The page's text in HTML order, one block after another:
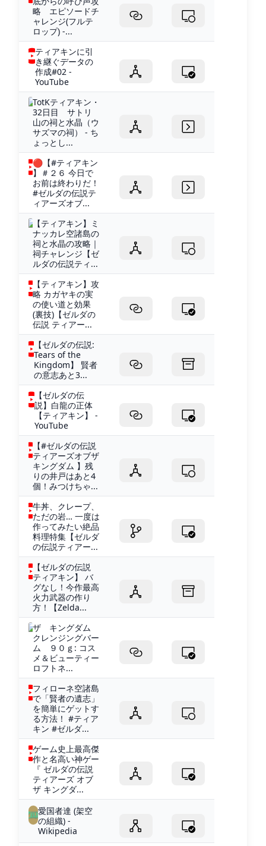
略 エピソードチ
ャレンジ(フルテ
ロップ) -...
ティアキンに引
き継ぐデータの
作成#02 -
YouTube
TotKティアキン・
32日目 サトリ
山の祠と水晶（ウ
サズマの祠） - ち
ょっとし...
🔴【#ティアキン
】＃２６ 今日で
お前は終わりだ！
#ゼルダの伝説テ
ィアーズオブ...
【ティアキン】ミ
ナッカレ空諸島の
祠と水晶の攻略｜
祠チャレンジ【ゼ
ルダの伝説ティ...
【ティアキン】攻
略 カガヤキの実
の使い道と効果
(裏技)【ゼルダの
伝説 ティアー...
【ゼルダの伝説:
Tears of the
Kingdom】 賢者
の意志あと3...
【ゼルダの伝
説】白龍の正体
【ティアキン】 -
YouTube
【#ゼルダの伝説
ティアーズオブザ
キングダム 】残
りの井戸はあと4
個！みつけちゃ...
牛丼、クレープ、
ただの岩… 一度は
作ってみたい絶品
料理特集【ゼルダ
の伝説ティアー...
【ゼルダの伝説
ティアキン】 バ
グなし！今作最高
火力武器の作り
方！【Zelda...
ザ キングダム
クレンジングバー
ム ９０ｇ: コス
メ＆ビューティー
ロフトネ...
フィローネ空諸島
で「賢者の遺志」
を簡単にゲットす
る方法！ #ティア
キン #ゼルダ...
ゲーム史上最高傑
作と名高い神ゲー
『 ゼルダの伝説
ティアーズ オブ
ザ キングダ...
愛国者達 (架空
の組織) -
Wikipedia